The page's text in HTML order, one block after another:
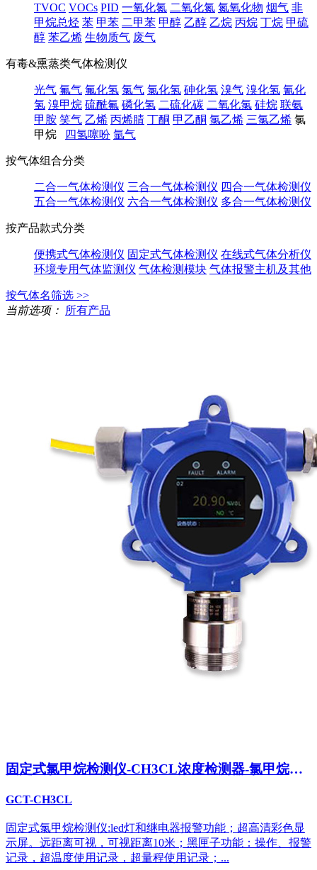
TVOC VOCs PID 一氧化氮 二氧化氮 氮氧化物 烟气 非
甲烷总烃 苯 甲苯 二甲苯 甲醇 乙醇 乙烷 丙烷 丁烷 甲硫
醇 苯乙烯 生物质气 废气
有毒&熏蒸类气体检测仪
光气 氟气 氟化氢 氯气 氯化氢 砷化氢 溴气 溴化氢 氰化
氢 溴甲烷 硫酰氟 磷化氢 二硫化碳 二氧化氯 硅烷 联氨
甲胺 笑气 乙烯 丙烯腈 丁酮 甲乙酮 氯乙烯 三氯乙烯 氯
甲烷
四氢噻吩 氩气
按气体组合分类
二合一气体检测仪 三合一气体检测仪 四合一气体检测仪
五合一气体检测仪 六合一气体检测仪 多合一气体检测仪
按产品款式分类
便携式气体检测仪 固定式气体检测仪 在线式气体分析仪
环境专用气体监测仪 气体检测模块 气体报警主机及其他
按气体名筛选 >>
当前选项：
所有产品
固定式氯甲烷检测仪-CH3CL浓度检测器-氯甲烷泄
GCT-CH3CL
固定式氯甲烷检测仪:led灯和继电器报警功能；超高清彩色显
示屏。远距离可视，可视距离10米；黑匣子功能：操作、报警
记录，超温度使用记录，超量程使用记录；...